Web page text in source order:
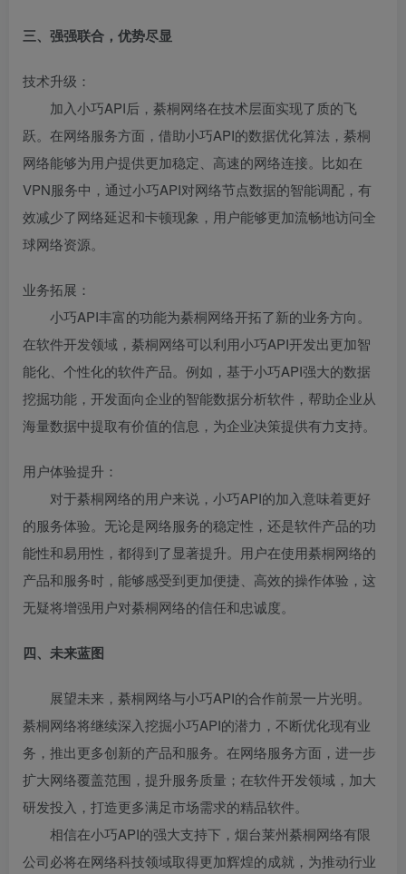
三、强强联合，优势尽显
技术升级：
加入小巧API后，綦桐网络在技术层面实现了质的飞
跃。在网络服务方面，借助小巧API的数据优化算法，綦桐
网络能够为用户提供更加稳定、高速的网络连接。比如在
VPN服务中，通过小巧API对网络节点数据的智能调配，有
效减少了网络延迟和卡顿现象，用户能够更加流畅地访问全
球网络资源。
业务拓展：
小巧API丰富的功能为綦桐网络开拓了新的业务方向。
在软件开发领域，綦桐网络可以利用小巧API开发出更加智
能化、个性化的软件产品。例如，基于小巧API强大的数据
挖掘功能，开发面向企业的智能数据分析软件，帮助企业从
海量数据中提取有价值的信息，为企业决策提供有力支持。
用户体验提升：
对于綦桐网络的用户来说，小巧API的加入意味着更好
的服务体验。无论是网络服务的稳定性，还是软件产品的功
能性和易用性，都得到了显著提升。用户在使用綦桐网络的
产品和服务时，能够感受到更加便捷、高效的操作体验，这
无疑将增强用户对綦桐网络的信任和忠诚度。
四、未来蓝图
展望未来，綦桐网络与小巧API的合作前景一片光明。
綦桐网络将继续深入挖掘小巧API的潜力，不断优化现有业
务，推出更多创新的产品和服务。在网络服务方面，进一步
扩大网络覆盖范围，提升服务质量；在软件开发领域，加大
研发投入，打造更多满足市场需求的精品软件。
相信在小巧API的强大支持下，烟台莱州綦桐网络有限
公司必将在网络科技领域取得更加辉煌的成就，为推动行业